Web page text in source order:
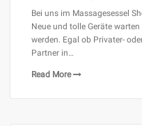
Bei uns im Massagesessel
Neue und tolle Geräte
werden. Egal ob Privater-
Partner in…
Read More